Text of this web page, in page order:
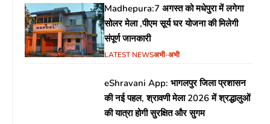
Madhepura:7 अगस्त को मधेपुरा में लगेगा
सोलर मेला ,पीएम सूर्य घर योजना की मिलेगी
संपूर्ण जानकारी
LATEST NEWSअभी-अभी
eShravani App: भागलपुर जिला प्रशासन
की नई पहल, श्रावणी मेला 2026 में श्रद्धालुओं
की यात्रा होगी सुरक्षित और सुगम